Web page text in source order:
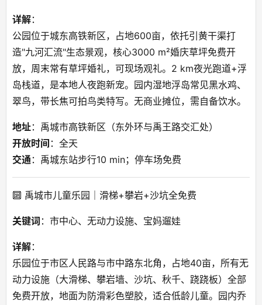
详解：
公园位于城东高铁新区，占地600亩，依托引黄干渠打
造"九河汇流"生态景观，核心3000 m²婚庆草坪免费开
放，周末常有草坪婚礼，可现场观礼。2 km夜光跑道+浮
岛栈道，是本地人夜跑新宠。园内湿地浮岛常见黑水鸡、
翠鸟，带长焦可拍鸟类特写。无商业摊位，需自备饮水。
地址：禹城市高铁新区（东外环与禹王路交汇处）
开放时间 ：全天
交通 ：禹城东站步行10 min；停车场免费
🔟 禹城市儿童乐园｜滑梯+攀岩+沙坑全免费
关键词 ：市中心、无动力设施、宝妈遛娃
详解：
乐园位于市区人民路与市中路东北角，占地40亩，所有无
动力设施（大滑梯、攀岩墙、沙坑、秋千、跷跷板）全部
免费开放，地面为防滑彩色塑胶，适合低龄儿童。园内乔